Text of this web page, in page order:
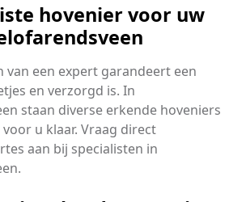
hovenier voor uw
van een expert garandeert een
en verzorgd is. In
staan diverse erkende hoveniers
u klaar. Vraag direct
aan bij specialisten in